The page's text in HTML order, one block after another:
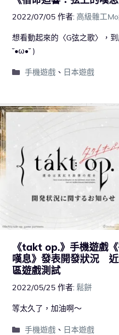
2022/07/05 作者: 高級雜工
想看動起來的〈G弦之歌〉，
˘•ω•˘ )
手機遊戲、 日本遊戲
《takt op.》手機遊戲
嘆息》發表開發狀況
區遊戲測試
2022/05/25 作者: 鬆餅
等太久了，加油啊～
手機遊戲、 日本遊戲